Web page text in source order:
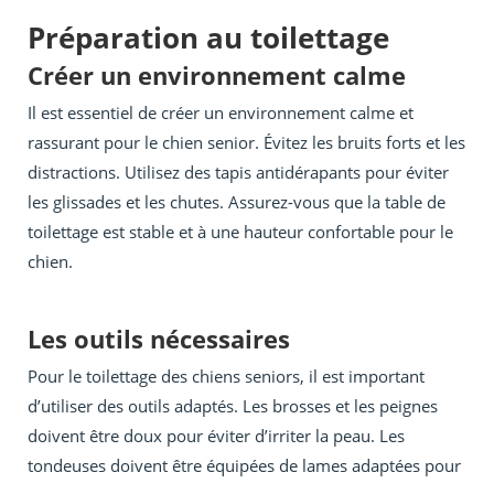
Préparation au toilettage
Créer un environnement calme
Il est essentiel de créer un environnement calme et
rassurant pour le chien senior. Évitez les bruits forts et les
distractions. Utilisez des tapis antidérapants pour éviter
les glissades et les chutes. Assurez-vous que la table de
toilettage est stable et à une hauteur confortable pour le
chien.
Les outils nécessaires
Pour le toilettage des chiens seniors, il est important
d’utiliser des outils adaptés. Les brosses et les peignes
doivent être doux pour éviter d’irriter la peau. Les
tondeuses doivent être équipées de lames adaptées pour